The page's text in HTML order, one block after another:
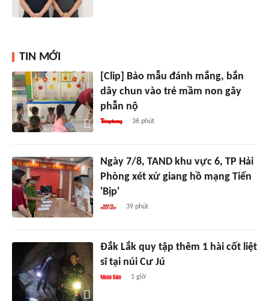
TIN MỚI
[Clip] Bảo mẫu đánh mắng, bắn
dây chun vào trẻ mầm non gây
phẫn nộ
36 phút
Ngày 7/8, TAND khu vực 6, TP Hải
Phòng xét xử giang hồ mạng Tiến
'Bịp'
39 phút
Đắk Lắk quy tập thêm 1 hài cốt liệt
sĩ tại núi Cư Jú
1 giờ